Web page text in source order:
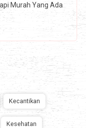
Murah Yang Ada
Kecantikan
Kesehatan